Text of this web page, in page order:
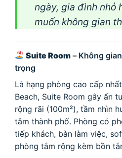
ngày, gia đình nhỏ
muốn không gian
Suite Room – Không
trọng
Là hạng phòng cao cấp
Beach, Suite Room gây ấn
rộng rãi (100m²), tầm nhìn
tâm thành phố. Phòng có
tiếp khách, bàn làm việc,
phòng tắm rộng kèm bồn